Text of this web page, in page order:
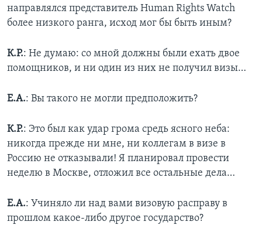
направлялся представитель Human Rights Watch
более низкого ранга, исход мог бы быть иным?
К.Р.: Не думаю: со мной должны были ехать двое
помощников, и ни один из них не получил визы…
Е.А.: Вы такого не могли предположить?
К.Р.: Это был как удар грома средь ясного неба:
никогда прежде ни мне, ни коллегам в визе в
Россию не отказывали! Я планировал провести
неделю в Москве, отложил все остальные дела…
Е.А.: Учиняло ли над вами визовую расправу в
прошлом какое-либо другое государство?